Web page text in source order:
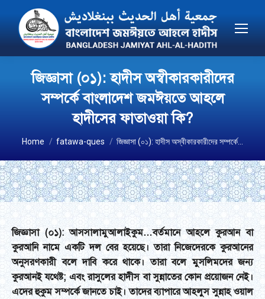
জিজ্ঞাসা (০১): হাদীস অস্বীকারকারীদের
সম্পর্কে বাংলাদেশ জমঈয়তে আহলে
হাদীসের ফাতাওয়া কি?
You are here:
Home fatawa-ques জিজ্ঞাসা (০১): হাদীস অস্বীকারকারীদের সম্পর্কে…
জিজ্ঞাসা (০১): আসসালামুআলাইকুম…বর্তমানে আহলে কুরআন বা
কুরআনি নামে একটি দল বের হয়েছে। তারা নিজেদেরকে কুরআনের
অনুসরণকারী বলে দাবি করে থাকে। তারা বলে মুসলিমদের জন্য
কুরআনই যথেষ্ট; এবং রাসুলের হাদীস বা সুন্নাতের কোন প্রয়োজন নেই।
এদের হুকুম সম্পর্কে জানতে চাই। তাদের ব্যাপারে আহলুস সুন্নাহ ওয়াল